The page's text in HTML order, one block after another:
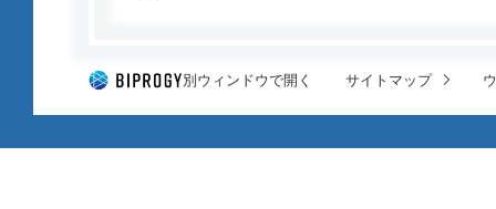
別ウィンドウで開く サイトマップ